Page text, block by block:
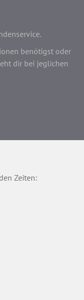
benötigst oder
dir bei jeglichen
Zeiten: